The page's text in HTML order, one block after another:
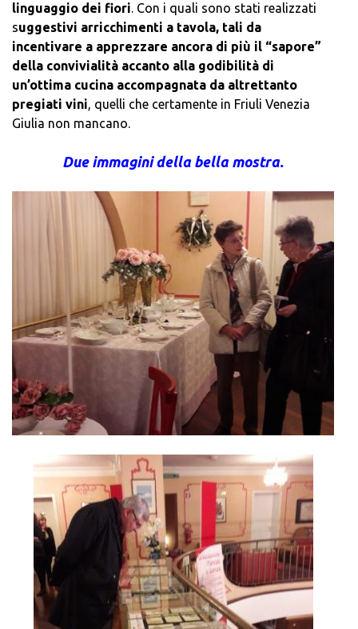
linguaggio dei fiori. Con i quali sono stati realizzati
suggestivi arricchimenti a tavola, tali da
incentivare a apprezzare ancora di più il “sapore”
della convivialità accanto alla godibilità di
un’ottima cucina accompagnata da altrettanto
pregiati vini, quelli che certamente in Friuli Venezia
Giulia non mancano.
Due immagini della bella mostra.